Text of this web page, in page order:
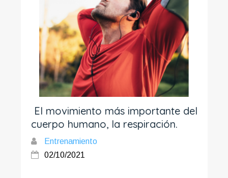
El movimiento más importante del
cuerpo humano, la respiración.
Entrenamiento
02/10/2021